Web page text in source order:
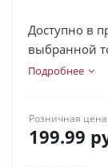
Доступно в
выбранной
Подробнее
Розничная цена
199.99